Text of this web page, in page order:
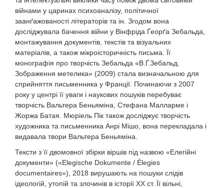
війнами у царинах психоаналізу, політичної
заанґажованості літераторів та ін. Згодом вона
досліджувала бачення війни у Вінфріда Ґеорґа Зебальда,
монтажування документів, текстів та візуальних
матеріалів, а також мікроісторичність письма. Її
монографія про творчість Зебальда «В.Ґ.Зебальд.
Зображення метелика» (2009) стала визначальною для
сприйняття письменника у Франції. Починаючи з 2007
року у центрі її уваги і наукових пошуків перебуває
творчість Вальтера Беньяміна, Стефана Малларме і
Жоржа Батая. Мюріель Пік також досліджує творчість
художника та письменника Анрі Мішо, вона перекладала і
видавала твори Вальтера Беньяміна.
Тексти з її двомовної збірки віршів під назвою «Елегійні
документи» («Elegische Dokumente / Élegies
documentaires»), 2018 вирушають на пошуки слідів
ідеологій, утопій та злочинів в історії ХХ ст. Її вільні,